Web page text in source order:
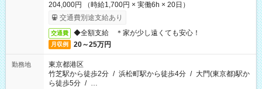
204,000円 （時給1,700円 × 実働6h × 20日）
交通費別途支給あり
交通費 ◆全額支給 ＊家が少し遠くても安心！
月収例 20～25万円
勤務地
東京都港区
竹芝駅から徒歩2分 / 浜松町駅から徒歩4分 / 大門(東京都)駅か
ら徒歩5分 / …